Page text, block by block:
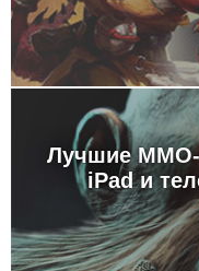
Лучшие
iPad и